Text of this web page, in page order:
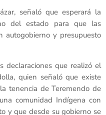
señaló que esperará la
del estado para que las
autogobierno y presupuesto
declaraciones que realizó el
quien señaló que existe
tenencia de Teremendo de
comunidad Indígena con
y que desde su gobierno se